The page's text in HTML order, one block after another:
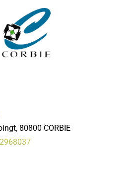
Michel
80800 CORBIE